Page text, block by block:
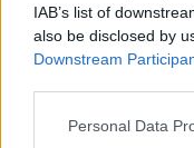
IAB’s list of
also be disclosed by
Downstream
Personal Data
Elég csak a hazai
dollárral
jelentősen
dolláros